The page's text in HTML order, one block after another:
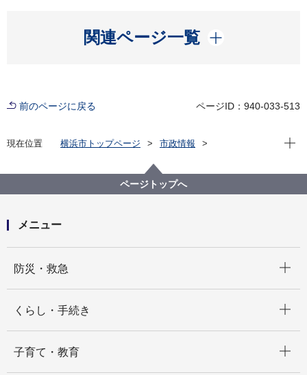
関連ページ一覧
開く
前のページに戻る ページID：940-033-513
現在位置 横浜市トップページ
市政情報
政策経営・国際戦略局
夕張観光物産展を開催します！
現在
ページトップへ
メニュー
防災・救急
くらし・手続き
子育て・教育